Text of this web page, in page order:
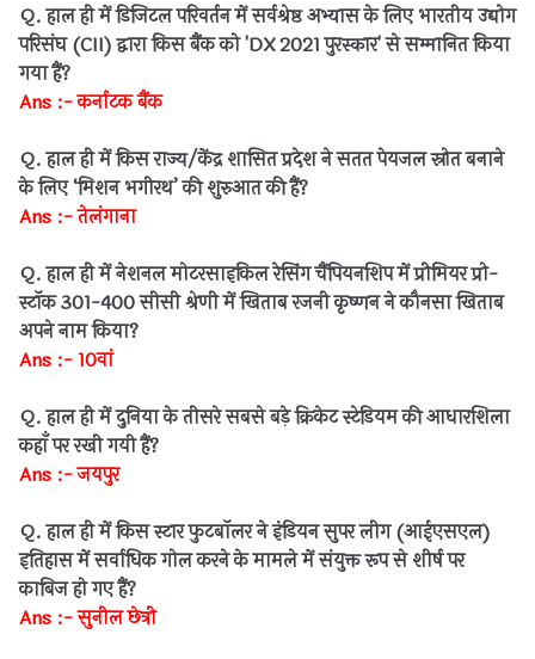
Q. हाल ही में डिजिटल परिवर्तन में सर्वश्रेष्ठ अभ्यास के लिए भारतीय उद्योग
परिसंघ (CII) द्वारा किस बैंक को 'DX 2021 पुरस्कार' से सम्मानित किया
गया हैं?
Ans :- कर्नाटक बैंक
Q. हाल ही में किस राज्य/केंद्र शासित प्रदेश ने सतत पेयजल स्रोत बनाने
के लिए ‘मिशन भगीरथ’ की शुरुआत की हैं?
Ans :- तेलंगाना
Q. हाल ही में नेशनल मोटरसाइकिल रेसिंग चैंपियनशिप में प्रीमियर प्रो-
स्टॉक 301-400 सीसी श्रेणी में खिताब रजनी कृष्णन ने कौनसा खिताब
अपने नाम किया?
Ans :- 10वां
Q. हाल ही में दुनिया के तीसरे सबसे बड़े क्रिकेट स्टेडियम की आधारशिला
कहाँ पर रखी गयी हैं?
Ans :- जयपुर
Q. हाल ही में किस स्टार फुटबॉलर ने इंडियन सुपर लीग (आईएसएल)
इतिहास में सर्वाधिक गोल करने के मामले में संयुक्त रूप से शीर्ष पर
काबिज हो गए हैं?
Ans :- सुनील छेत्री